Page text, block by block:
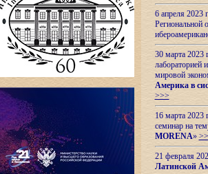
6 апреля
Региональной
30 марта 2023
лабораторией
мировой
Америка в
>>>
16 марта 2023
семинар на
MORENA»
21 февраля
Латинской